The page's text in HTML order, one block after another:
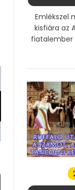
Emlékszel
kisfiára az
fiatalember